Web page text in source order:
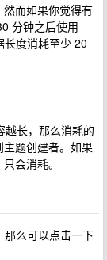
而如果你觉得有
分钟之后使用
长度消耗至少 20
越长，那么消耗的
题创建者。如果
会消耗。
那么可以点击一下